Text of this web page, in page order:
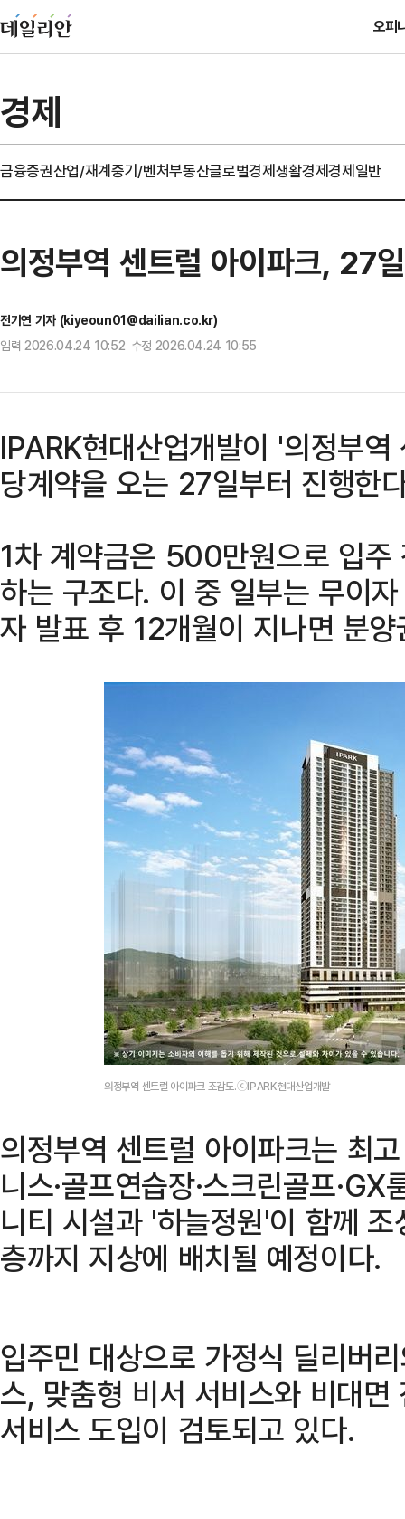
오피
경제
금융증권산업/재계중기/벤처부동산글로벌경제생활경제경제일반
의정부역 센트럴 아이파크, 27
전기연 기자 (kiyeoun01@dailian.co.kr)
입력 2026.04.24 10:52 수정 2026.04.24 10:55
IPARK현대산업개발이 '의정부
당계약을 오는 27일부터 진행한
1차 계약금은 500만원으로 입
하는 구조다. 이 중 일부는 무이
자 발표 후 12개월이 지나면 분
의정부역 센트럴 아이파크 조감도.ⓒIPARK현대산업개발
의정부역 센트럴 아이파크는 최
니스·골프연습장·스크린골프
니티 시설과 '하늘정원'이 함께
층까지 지상에 배치될 예정이다.
입주민 대상으로 가정식 딜리버
스, 맞춤형 비서 서비스와 비대
서비스 도입이 검토되고 있다.